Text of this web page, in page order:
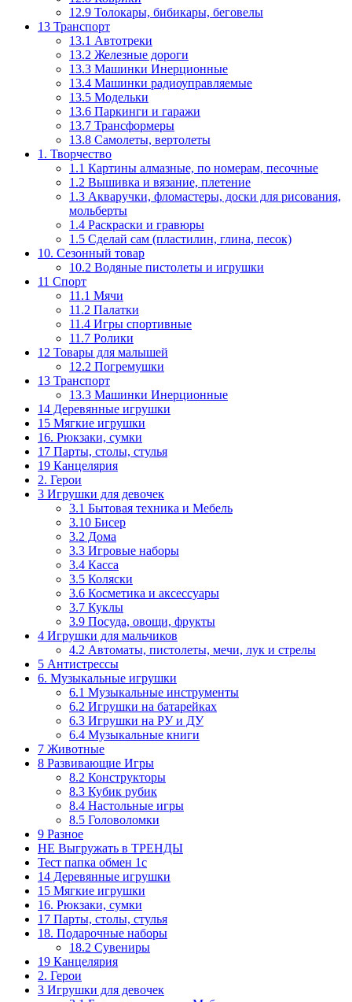
12.9 Толокары, бибикары, беговелы
13 Транспорт
13.1 Автотреки
13.2 Железные дороги
13.3 Машинки Инерционные
13.4 Машинки радиоуправляемые
13.5 Модельки
13.6 Паркинги и гаражи
13.7 Трансформеры
13.8 Самолеты, вертолеты
1. Творчество
1.1 Картины алмазные, по номерам, песочные
1.2 Вышивка и вязание, плетение
1.3 Акваручки, фломастеры, доски для рисования,
мольберты
1.4 Раскраски и гравюры
1.5 Сделай сам (пластилин, глина, песок)
10. Сезонный товар
10.2 Водяные пистолеты и игрушки
11 Спорт
11.1 Мячи
11.2 Палатки
11.4 Игры спортивные
11.7 Ролики
12 Товары для малышей
12.2 Погремушки
13 Транспорт
13.3 Машинки Инерционные
14 Деревянные игрушки
15 Мягкие игрушки
16. Рюкзаки, сумки
17 Парты, столы, стулья
19 Канцелярия
2. Герои
3 Игрушки для девочек
3.1 Бытовая техника и Мебель
3.10 Бисер
3.2 Дома
3.3 Игровые наборы
3.4 Касса
3.5 Коляски
3.6 Косметика и аксессуары
3.7 Куклы
3.9 Посуда, овощи, фрукты
4 Игрушки для мальчиков
4.2 Автоматы, пистолеты, мечи, лук и стрелы
5 Антистрессы
6. Музыкальные игрушки
6.1 Музыкальные инструменты
6.2 Игрушки на батарейках
6.3 Игрушки на РУ и ДУ
6.4 Музыкальные книги
7 Животные
8 Развивающие Игры
8.2 Конструкторы
8.3 Кубик рубик
8.4 Настольные игры
8.5 Головоломки
9 Разное
НЕ Выгружать в ТРЕНДЫ
Тест папка обмен 1с
14 Деревянные игрушки
15 Мягкие игрушки
16. Рюкзаки, сумки
17 Парты, столы, стулья
18. Подарочные наборы
18.2 Сувениры
19 Канцелярия
2. Герои
3 Игрушки для девочек